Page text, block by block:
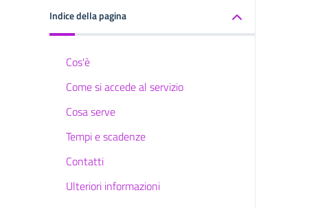
Indice della pagina
Cos'è
Come si accede al servizio
Cosa serve
Tempi e scadenze
Contatti
Ulteriori informazioni